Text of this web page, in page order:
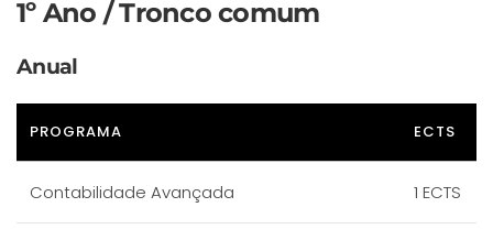
1º Ano / Tronco comum
Anual
PROGRAMA ECTS
Contabilidade Avançada 1 ECTS